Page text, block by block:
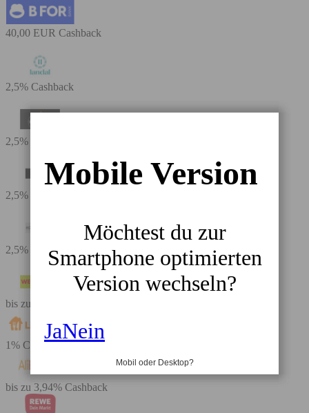
40,00 EUR Cashback
2,5% Cashback
2,5% Cashback
2,5% Cashback
2,5% Cashback
bis zu 3,5% Cashback
1% Cashback
bis zu 3,94% Cashback
Mobile Version
Möchtest du zur
Smartphone optimierten
Version wechseln?
JaNein
Mobil oder Desktop?